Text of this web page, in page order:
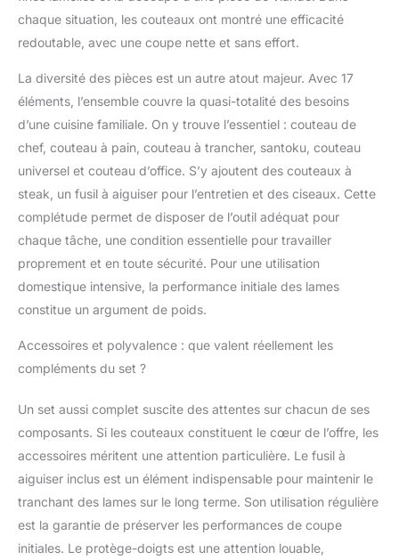
couteau correspond au
design ergonomique.
vous apporte même la
plus petite résistance à
la tranche, le contour
de la poignée qui
répond aux principes
ergonomiques et
équilibrés et offre une
sensation de confort
satisfaisante. Le
manche du couteau
dispose d'un design
texturé unique avec
une bonne
bavure. ce qui rend la
raffinée et performance
or MOSFiATA avec
revêtement en titane
combine l'élégance
visuelle d'un design
doré avec la perfection
technique d'un
revêtement en titane.
chaque situation, les couteaux ont montré une efficacité
redoutable, avec une coupe nette et sans effort.
La diversité des pièces est un autre atout majeur. Avec 17
éléments, l’ensemble couvre la quasi-totalité des besoins
d’une cuisine familiale. On y trouve l’essentiel : couteau de
chef, couteau à pain, couteau à trancher, santoku, couteau
universel et couteau d’office. S’y ajoutent des couteaux à
steak, un fusil à aiguiser pour l’entretien et des ciseaux. Cette
complétude permet de disposer de l’outil adéquat pour
chaque tâche, une condition essentielle pour travailler
proprement et en toute sécurité. Pour une utilisation
domestique intensive, la performance initiale des lames
constitue un argument de poids.
Accessoires et polyvalence : que valent réellement les
compléments du set ?
Un set aussi complet suscite des attentes sur chacun de ses
composants. Si les couteaux constituent le cœur de l’offre, les
accessoires méritent une attention particulière. Le fusil à
aiguiser inclus est un élément indispensable pour maintenir le
tranchant des lames sur le long terme. Son utilisation régulière
est la garantie de préserver les performances de coupe
initiales. Le protège-doigts est une attention louable,